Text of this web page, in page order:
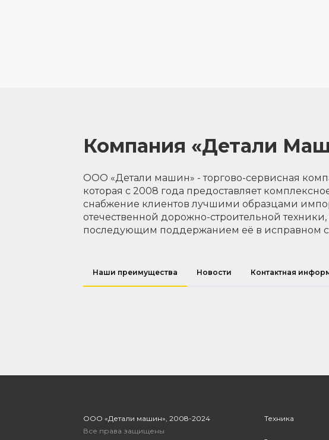
Компания «Детали
ООО «Детали машин» - торгово-сервисная
которая с 2008 года предоставляет
снабжение клиентов лучшими образцами
отечественной дорожно-строительной техники,
последующим поддержанием её в исправном
Наши преимущества Новости Контактная
ООО «Детали машин», 2008-2024
Все права защищены
Техника